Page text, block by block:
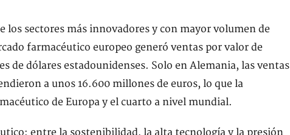
los sectores más innovadores y con mayor volumen de
farmacéutico europeo generó ventas por valor de
de dólares estadounidenses. Solo en Alemania, las ventas
a unos 16.600 millones de euros, lo que la
de Europa y el cuarto a nivel mundial.